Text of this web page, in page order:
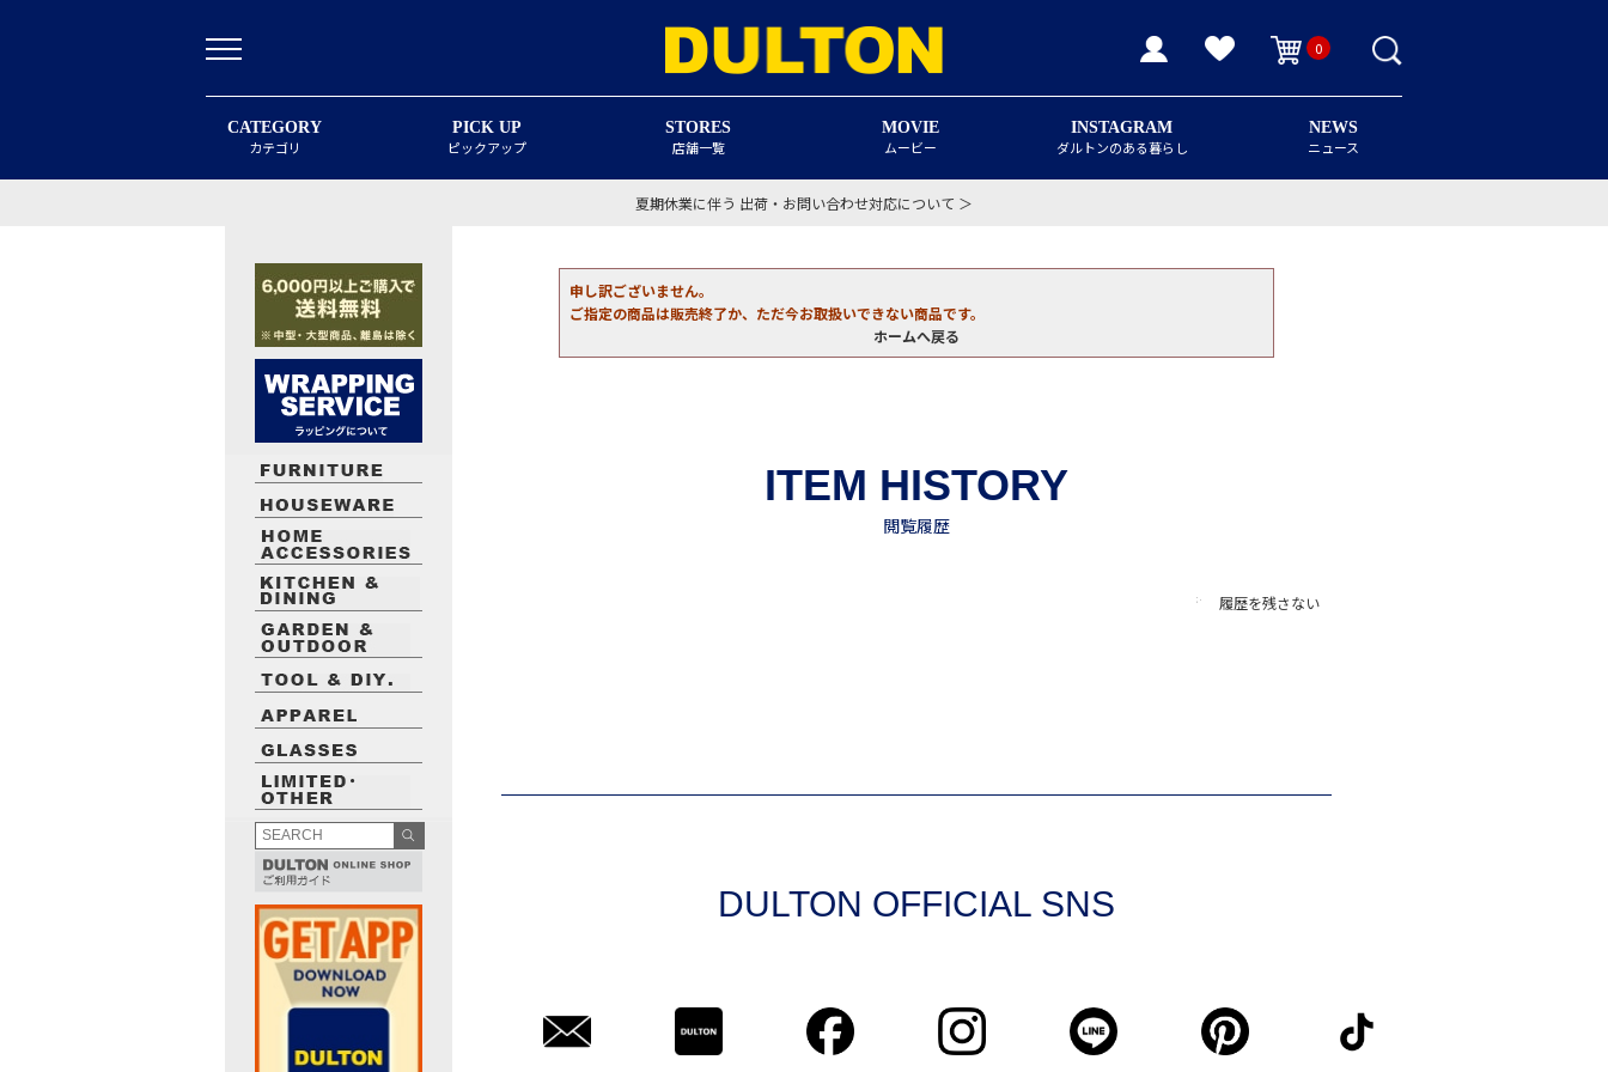
0
CATEGORY
カテゴリ
PICK UP
ピックアップ
STORES
店舗一覧
MOVIE
ムービー
INSTAGRAM
ダルトンのある暮らし
NEWS
ニュース
夏期休業に伴う 出荷・お問い合わせ対応について ＞
申し訳ございません。
ご指定の商品は販売終了か、ただ今お取扱いできない商品です。
ホームへ戻る
履歴を残さない
DULTON OFFICIAL SNS